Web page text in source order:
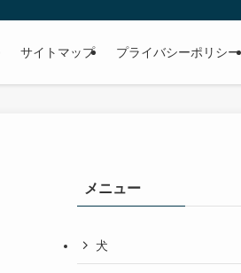
サイトマップ プライバシーポリシー
メニュー
犬